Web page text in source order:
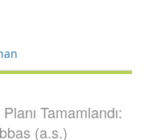
Tamamlandı:
(a.s.)